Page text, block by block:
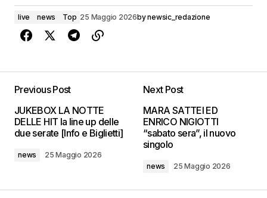
live news Top 25 Maggio 2026bynewsic_redazione
Previous Post
JUKEBOX LA NOTTE
DELLE HIT la line up delle
due serate [Info e Biglietti]
news 25 Maggio 2026
Next Post
MARA SATTEI ED
ENRICO NIGIOTTI
“sabato sera”, il nuovo
singolo
news 25 Maggio 2026